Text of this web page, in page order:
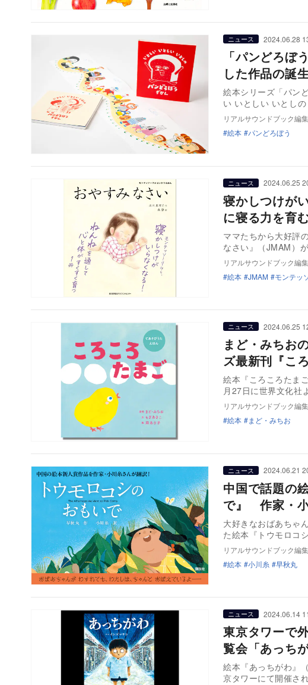
ニュース 2024.06.28
「パンどろ
した作品の誕
絵本シリーズ「パン
い いとしい いとし
リアルサウンドブック編
絵本
パンどろぼう
ニュース 2024.06.25
寝かしつけが
に寝る力を育
ママたちから大好評
なさい』（JMAM）
リアルサウンドブック編
絵本
JMAM モンテッ
ニュース 2024.06.25
まど・みちお
ズ最新刊『こ
絵本『ころころたま
リアルサウンドブック編
絵本
まど・みちお
ニュース 2024.06.21
中国で話題の
で』 作家・
大好きなおばあちゃ
た絵本『トウモロ
リアルサウンドブック編
絵本
小川糸 早秋丸
ニュース 2024.06.14
東京タワーで
覧会「あっち
絵本『あっちがわ』